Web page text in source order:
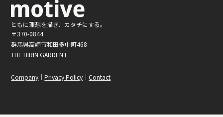
ともに理想を描き、カタチにする。
〒370-0844
群馬県高崎市和田多中町468
THE HIRIN GARDEN E
Company Privacy Policy Contact